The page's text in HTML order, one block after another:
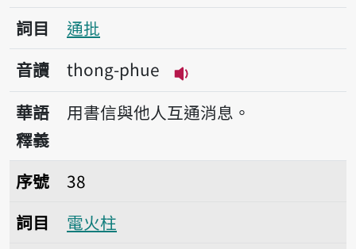
詞目
通批
音讀
thong-phue
播放音讀thong-phue
華語
釋義
用書信與他人互通消息。
序號38電火柱
序號
38
詞目
電火柱